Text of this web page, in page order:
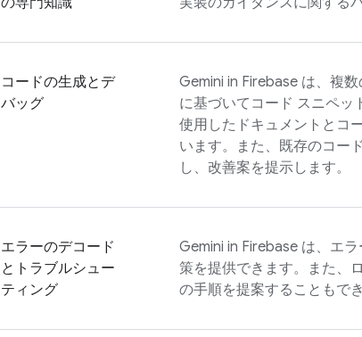
コードの生成とデ
バッグ
Gemini in Firebase は、複
に基づいてコード スニペッ
使用したドキュメントとコ
います。また、既存のコー
し、改善案を提示します。
エラーのデコード
とトラブルシュー
ティング
Gemini in Firebase は、エ
策を提供できます。また、
の手順を提案することもでき